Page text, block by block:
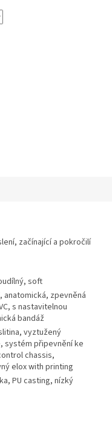
začínající a pokročilí
soft
anatomická, zpevněná
s nastavitelnou
bandáž
vyztužený
systém připevnění ke
chassis,
elox with printing
PU casting, nízký